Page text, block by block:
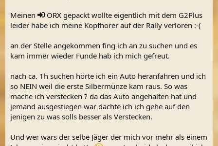
Meinen ORX gepackt wollte eigentlich mit dem G2Plus
leider habe ich meine Kopfhörer auf der Rally verloren :-(
an der Stelle angekommen fing ich an zu suchen und es
kam immer wieder Funde hab ich mich gefreut.
nach ca. 1h suchen hörte ich ein Auto heranfahren und ich
so NEIN weil die erste Silbermünze kam raus. So was
mache ich verstecken ? da das Auto angehalten hat und
jemand ausgestiegen war dachte ich ich gehe auf den
jenigen zu was solls besser als Verstecken.
Und wer wars der selbe Jäger der mich vor mehr als einem